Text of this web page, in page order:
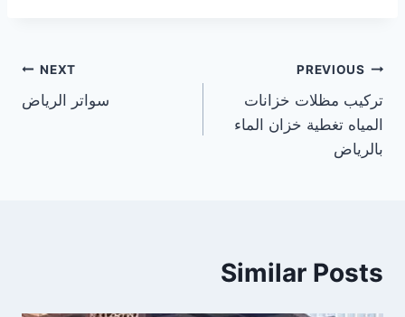
تصفّح
المقالات
PREVIOUS
تركيب مظلات خزانات
المياه تغطية خزان الماء
بالرياض
NEXT
سواتر الرياض
Similar Posts